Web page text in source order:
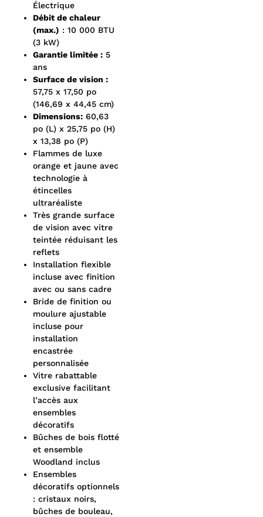
Électrique
Débit de chaleur
(max.) : 10 000 BTU
(3 kW)
Garantie limitée : 5
ans
Surface de vision :
57,75 x 17,50 po
(146,69 x 44,45 cm)
Dimensions: 60,63
po (L) x 25,75 po (H)
x 13,38 po (P)
Flammes de luxe
orange et jaune avec
technologie à
étincelles
ultraréaliste
Très grande surface
de vision avec vitre
teintée réduisant les
reflets
Installation flexible
incluse avec finition
avec ou sans cadre
Bride de finition ou
moulure ajustable
incluse pour
installation
encastrée
personnalisée
Vitre rabattable
exclusive facilitant
l’accès aux
ensembles
décoratifs
Bûches de bois flotté
et ensemble
Woodland inclus
Ensembles
décoratifs optionnels
: cristaux noirs,
bûches de bouleau,